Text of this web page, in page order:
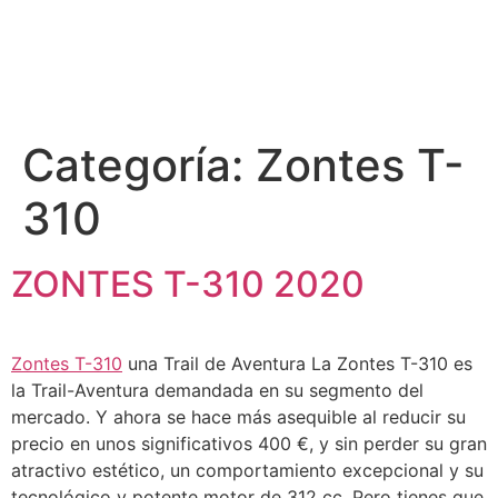
Categoría: Zontes T-
310
ZONTES T-310 2020
Zontes T-310 una Trail de Aventura La Zontes T-310 es
la Trail-Aventura demandada en su segmento del
mercado. Y ahora se hace más asequible al reducir su
precio en unos significativos 400 €, y sin perder su gran
atractivo estético, un comportamiento excepcional y su